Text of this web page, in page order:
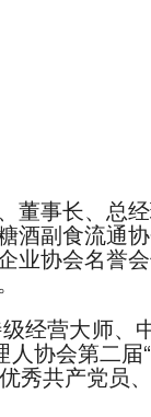
董事长、总
酒副食流通
业协会名誉
经营大师、
协会第二
秀共产党员